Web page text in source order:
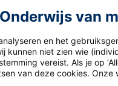
11 tips voor meer
de klas
Met deze tips
klein en betrek je
kinderen bij het
van
en het
kunnen niet zien wie
vereist. Als je op
van deze cookies. Onze